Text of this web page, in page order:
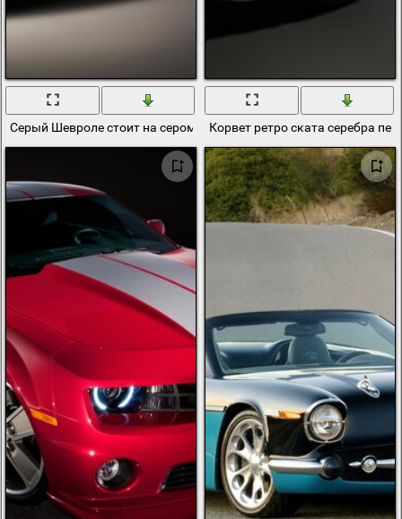
Серый Шевроле стоит на сером фонеКорвет ретро ската серебра